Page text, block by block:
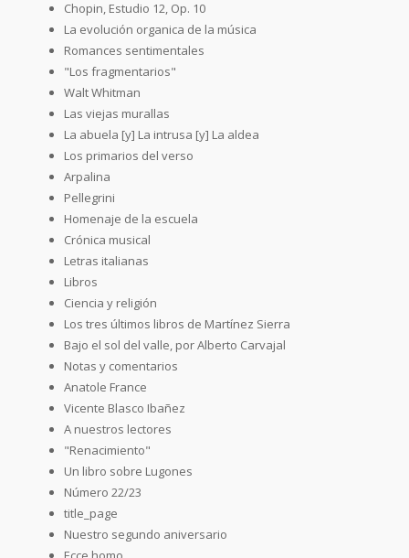
Chopin, Estudio 12, Op. 10
La evolución organica de la música
Romances sentimentales
"Los fragmentarios"
Walt Whitman
Las viejas murallas
La abuela [y] La intrusa [y] La aldea
Los primarios del verso
Arpalina
Pellegrini
Homenaje de la escuela
Crónica musical
Letras italianas
Libros
Ciencia y religión
Los tres últimos libros de Martínez Sierra
Bajo el sol del valle, por Alberto Carvajal
Notas y comentarios
Anatole France
Vicente Blasco Ibañez
A nuestros lectores
"Renacimiento"
Un libro sobre Lugones
Número 22/23
title_page
Nuestro segundo aniversario